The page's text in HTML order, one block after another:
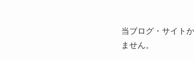
当ブログ・サイト
ません。